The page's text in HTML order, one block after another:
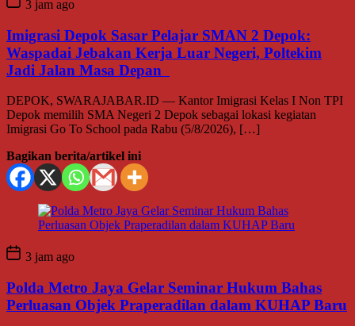
3 jam ago
Imigrasi Depok Sasar Pelajar SMAN 2 Depok:
Waspadai Jebakan Kerja Luar Negeri, Poltekim
Jadi Jalan Masa Depan
DEPOK, SWARAJABAR.ID — Kantor Imigrasi Kelas I Non TPI
Depok memilih SMA Negeri 2 Depok sebagai lokasi kegiatan
Imigrasi Go To School pada Rabu (5/8/2026), […]
Bagikan berita/artikel ini
3 jam ago
Polda Metro Jaya Gelar Seminar Hukum Bahas
Perluasan Objek Praperadilan dalam KUHAP Baru